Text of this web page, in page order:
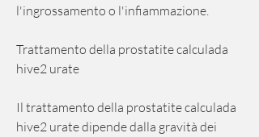
l'ingrossamento o l'infiammazione.
Trattamento della prostatite calculada
hive2 urate
Il trattamento della prostatite calculada
hive2 urate dipende dalla gravità dei